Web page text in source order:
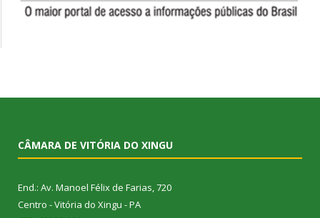
CÂMARA DE VITÓRIA DO XINGU
End.: Av. Manoel Félix de Farias, 720
Centro - Vitória do Xingu - PA